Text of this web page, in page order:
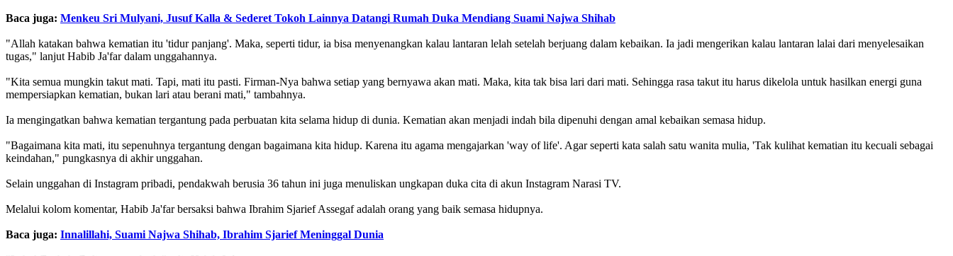
Baca juga: Menkeu Sri Mulyani, Jusuf Kalla & Sederet Tokoh Lainnya Datangi Rumah Duka Mendiang Suami Najwa Shihab
"Allah katakan bahwa kematian itu 'tidur panjang'. Maka, seperti tidur, ia bisa menyenangkan kalau lantaran lelah setelah berjuang dalam kebaikan. Ia jadi mengerikan kalau lantaran lalai dari menyelesaikan
tugas," lanjut Habib Ja'far dalam unggahannya.
"Kita semua mungkin takut mati. Tapi, mati itu pasti. Firman-Nya bahwa setiap yang bernyawa akan mati. Maka, kita tak bisa lari dari mati. Sehingga rasa takut itu harus dikelola untuk hasilkan energi guna
mempersiapkan kematian, bukan lari atau berani mati," tambahnya.
Ia mengingatkan bahwa kematian tergantung pada perbuatan kita selama hidup di dunia. Kematian akan menjadi indah bila dipenuhi dengan amal kebaikan semasa hidup.
"Bagaimana kita mati, itu sepenuhnya tergantung dengan bagaimana kita hidup. Karena itu agama mengajarkan 'way of life'. Agar seperti kata salah satu wanita mulia, 'Tak kulihat kematian itu kecuali sebagai
keindahan," pungkasnya di akhir unggahan.
Selain unggahan di Instagram pribadi, pendakwah berusia 36 tahun ini juga menuliskan ungkapan duka cita di akun Instagram Narasi TV.
Melalui kolom komentar, Habib Ja'far bersaksi bahwa Ibrahim Sjarief Assegaf adalah orang yang baik semasa hidupnya.
Baca juga: Innalillahi, Suami Najwa Shihab, Ibrahim Sjarief Meninggal Dunia